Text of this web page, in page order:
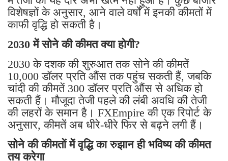
विशेषज्ञों के अनुसार, आने वाले वर्षों में इनकी कीमतों में
काफी वृद्धि हो सकती है।
2030 में सोने की कीमत क्या होगी?
2030 के दशक की शुरुआत तक सोने की कीमतें
10,000 डॉलर प्रति औंस तक पहुंच सकती हैं, जबकि
चांदी की कीमतें 300 डॉलर प्रति औंस से अधिक हो
सकती हैं। मौजूदा तेजी पहले की लंबी अवधि की तेजी
की लहरों के समान है। FXEmpire की एक रिपोर्ट के
अनुसार, कीमतें अब धीरे-धीरे फिर से बढ़ने लगी हैं।
सोने की कीमतों में वृद्धि का रुझान ही भविष्य की कीमत
तय करेगा